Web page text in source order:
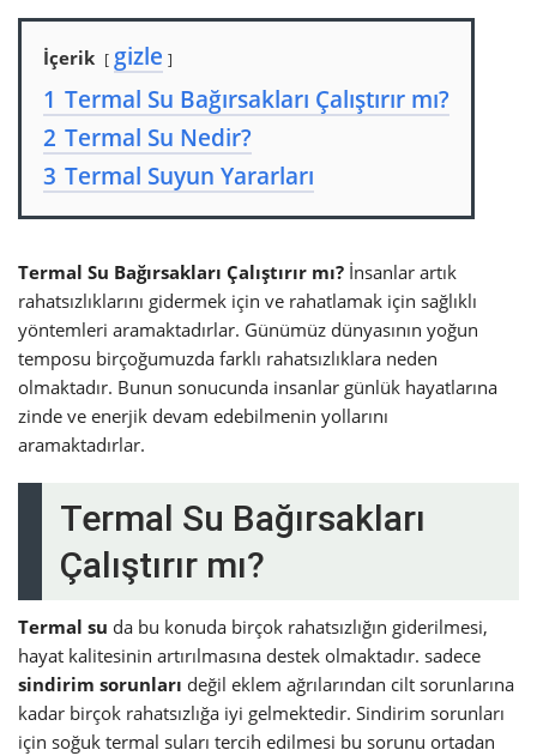
İçerik
gizle
1 Termal Su Bağırsakları Çalıştırır mı?
2 Termal Su Nedir?
3 Termal Suyun Yararları
Termal Su Bağırsakları Çalıştırır mı? İnsanlar artık
rahatsızlıklarını gidermek için ve rahatlamak için sağlıklı
yöntemleri aramaktadırlar. Günümüz dünyasının yoğun
temposu birçoğumuzda farklı rahatsızlıklara neden
olmaktadır. Bunun sonucunda insanlar günlük hayatlarına
zinde ve enerjik devam edebilmenin yollarını
aramaktadırlar.
Termal Su Bağırsakları
Çalıştırır mı?
Termal su da bu konuda birçok rahatsızlığın giderilmesi,
hayat kalitesinin artırılmasına destek olmaktadır. sadece
sindirim sorunları değil eklem ağrılarından cilt sorunlarına
kadar birçok rahatsızlığa iyi gelmektedir. Sindirim sorunları
için soğuk termal suları tercih edilmesi bu sorunu ortadan